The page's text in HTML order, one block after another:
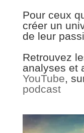
Pour ceux
créer un
de leur
Retrouvez
analyses et
YouTube ,
podcast